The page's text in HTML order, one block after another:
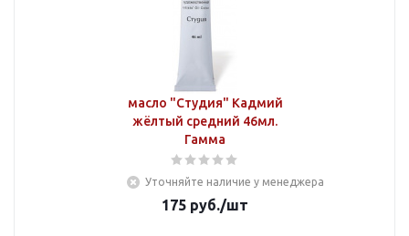
масло "Студия" Кадмий
жёлтый средний 46мл.
Гамма
Уточняйте наличие у менеджера
175 руб./шт